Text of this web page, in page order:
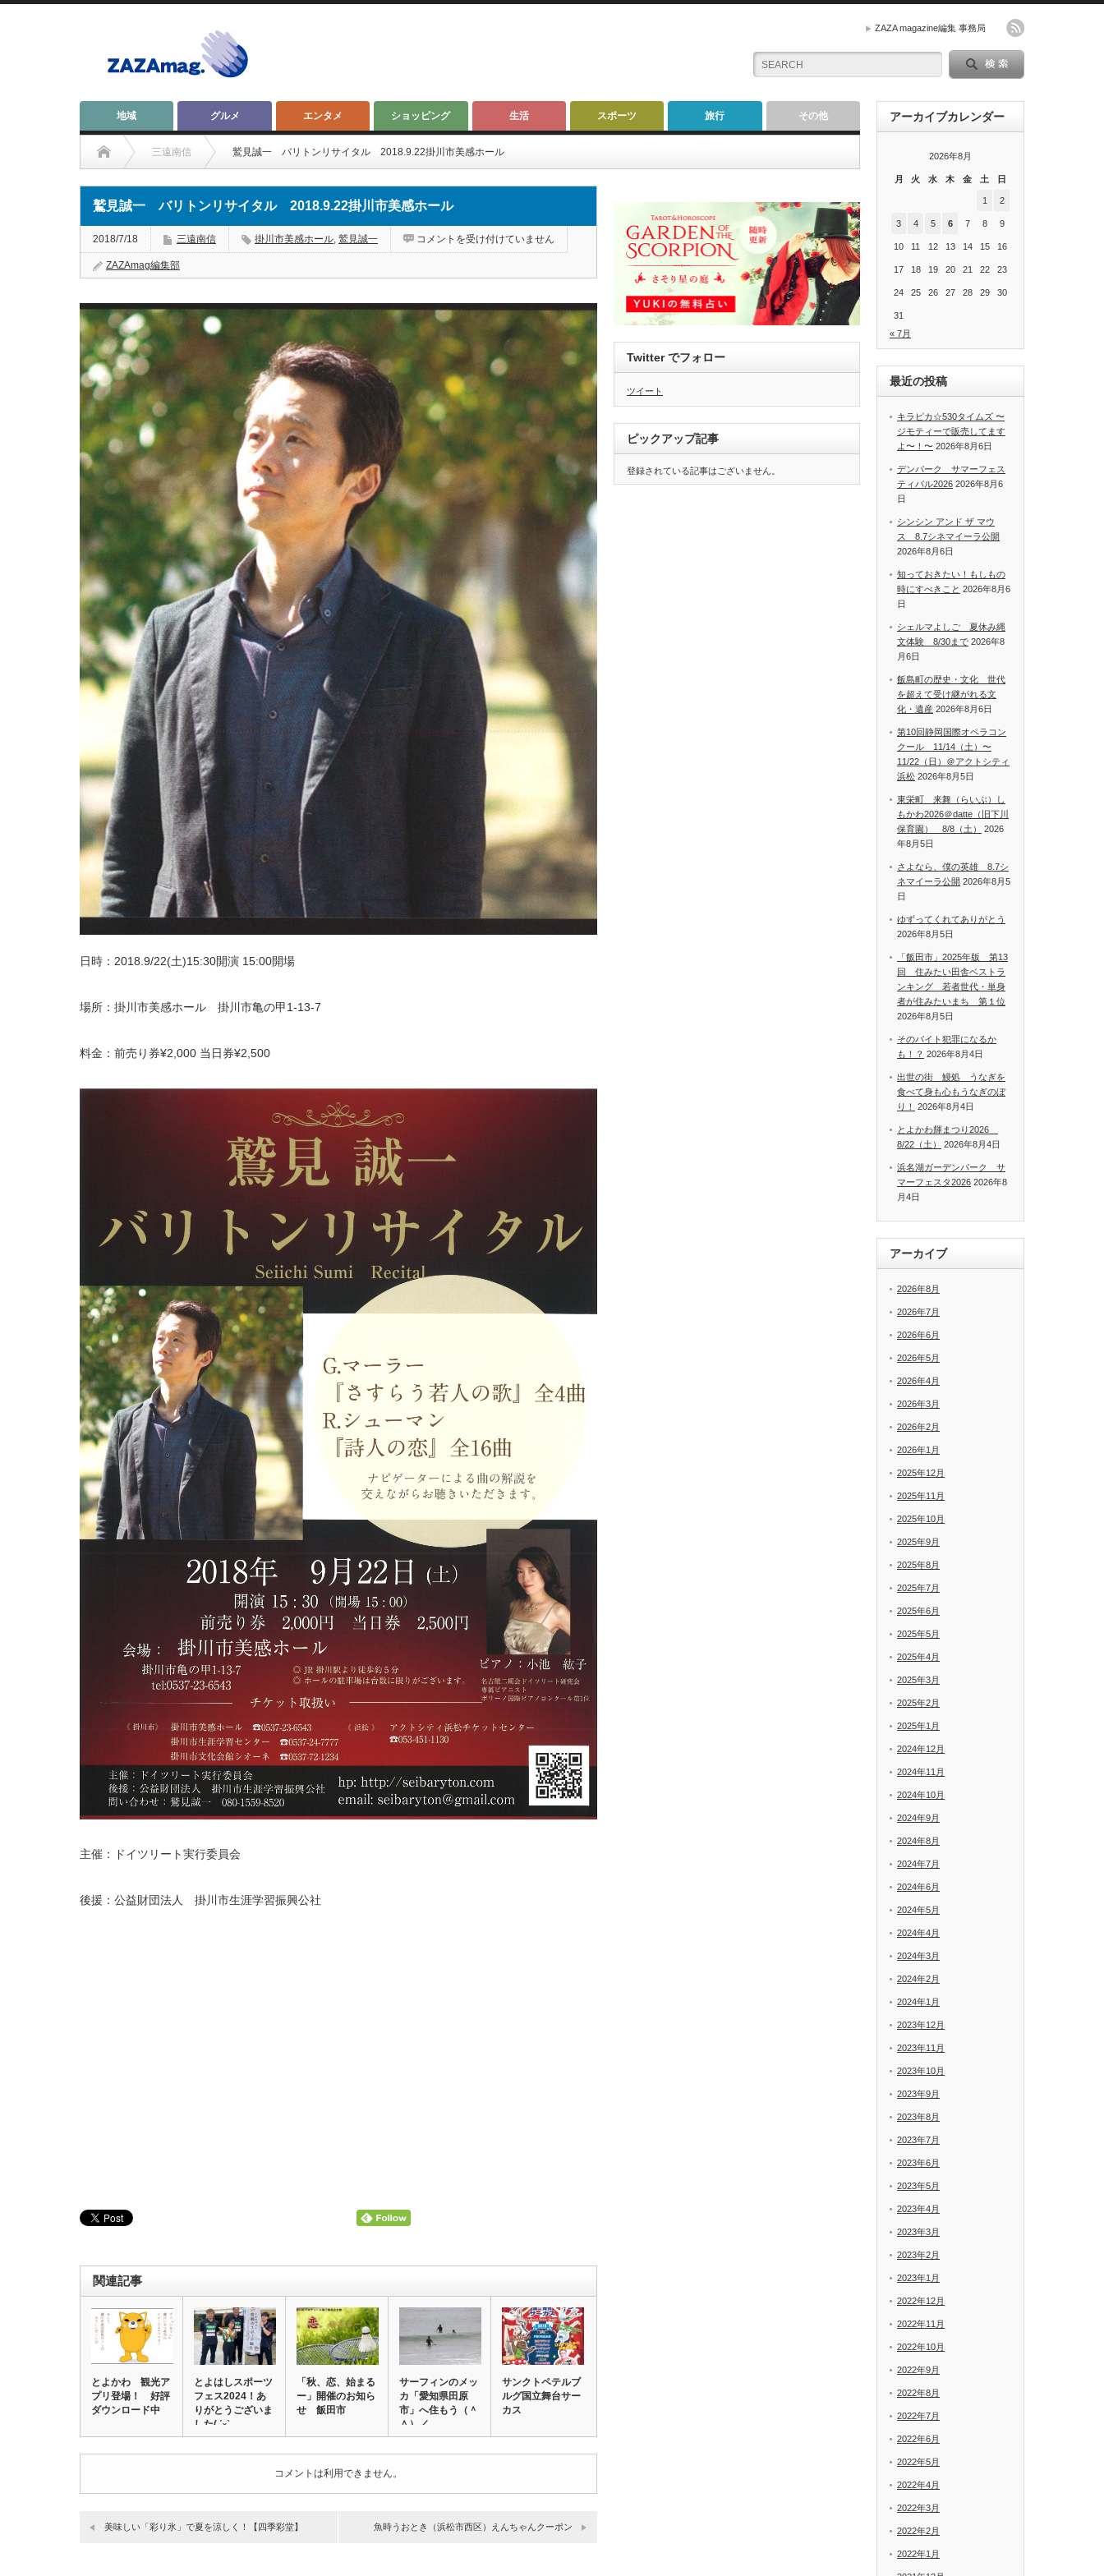
ZAZA magazine編集 事務局
地域 グルメ エンタメ ショッピング 生活 スポーツ 旅行 その他
三遠南信 鷲見誠一 バリトンリサイタル 2018.9.22掛川市美感ホール
鷲見誠一 バリトンリサイタル 2018.9.22掛川市美感ホール
2018/7/18 三遠南信 掛川市美感ホール, 鷲見誠一
鷲
バ
ン
2018.9.22
川
市
美
ホ
は
コメントを受け付けていません
ZAZAmag編集部
日時：2018.9/22(土)15:30開演 15:00開場
場所：掛川市美感ホール 掛川市亀の甲1-13-7
料金：前売り券¥2,000 当日券¥2,500
主催：ドイツリート実行委員会
後援：公益財団法人 掛川市生涯学習振興公社
関連記事
とよかわ 観光ア
プリ登場！ 好評
ダウンロード中
とよはしスポーツ
フェス2024！あ
りがとうございま
した( ˊᵕˋ…
「秋、恋、始まる
ー」開催のお知ら
せ 飯田市
サーフィンのメッ
カ「愛知県田原
市」へ住もう（＾
＾）／
サンクトペテルブ
ルグ国立舞台サー
カス
コメントは利用できません。
美味しい「彩り氷」で夏を涼しく！【四季彩堂】 魚時うおとき（浜松市西区）えんちゃんクーポン
Twitter でフォロー
ツイート
ピックアップ記事
登録されている記事はございません。
アーカイブカレンダー
2026年8月
月 火 水 木 金 土 日
1 2
3 4 5 6 7 8 9
10 11 12 13 14 15 16
17 18 19 20 21 22 23
24 25 26 27 28 29 30
31
« 7月
最近の投稿
キラピカ☆530タイムズ 〜
ジモティーで販売してます
よ〜！〜 2026年8月6日
デンパーク サマーフェス
ティバル2026 2026年8月6
日
シンシン アンド ザ マウ
ス 8.7シネマイーラ公開
2026年8月6日
知っておきたい！もしもの
時にすべきこと 2026年8月6
日
シェルマよしご 夏休み縄
文体験 8/30まで 2026年8
月6日
飯島町の歴史・文化 世代
を超えて受け継がれる文
化・遺産 2026年8月6日
第10回静岡国際オペラコン
クール 11/14（土）〜
11/22（日）＠アクトシティ
浜松 2026年8月5日
東栄町 来舞（らいぶ）し
もかわ2026＠datte（旧下川
保育園） 8/8（土）
2026
年8月5日
さよなら、僕の英雄 8.7シ
ネマイーラ公開 2026年8月5
日
ゆずってくれてありがとう
2026年8月5日
「飯田市」2025年版 第13
回 住みたい田舎ベストラ
ンキング 若者世代・単身
者が住みたいまち 第１位
2026年8月5日
そのバイト犯罪になるか
も！？ 2026年8月4日
出世の街 鰻処 うなぎを
食べて身も心もうなぎのぼ
り！
2026年8月4日
とよかわ輝まつり2026
8/22（土）
2026年8月4日
浜名湖ガーデンパーク サ
マーフェスタ2026 2026年8
月4日
アーカイブ
2026年8月
2026年7月
2026年6月
2026年5月
2026年4月
2026年3月
2026年2月
2026年1月
2025年12月
2025年11月
2025年10月
2025年9月
2025年8月
2025年7月
2025年6月
2025年5月
2025年4月
2025年3月
2025年2月
2025年1月
2024年12月
2024年11月
2024年10月
2024年9月
2024年8月
2024年7月
2024年6月
2024年5月
2024年4月
2024年3月
2024年2月
2024年1月
2023年12月
2023年11月
2023年10月
2023年9月
2023年8月
2023年7月
2023年6月
2023年5月
2023年4月
2023年3月
2023年2月
2023年1月
2022年12月
2022年11月
2022年10月
2022年9月
2022年8月
2022年7月
2022年6月
2022年5月
2022年4月
2022年3月
2022年2月
2022年1月